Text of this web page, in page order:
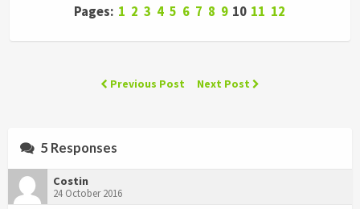
Pages: 1 2 3 4 5 6 7 8 9 10 11 12
Previous Post Next Post
5 Responses
Costin
24 October 2016